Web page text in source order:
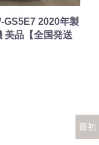
GS5E7 2020年製
美品【全国発送
最初